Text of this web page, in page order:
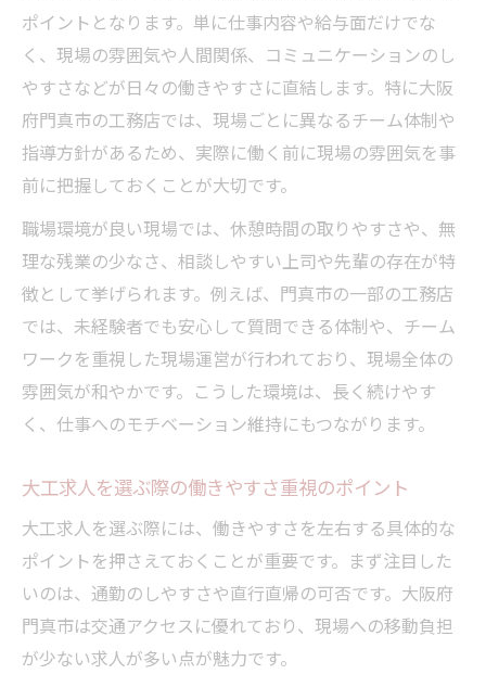
長く続けやすい大工求人を選ぶポイント
長く働ける大工求人の選び方を徹底解説
定着率が高い大工求人の共通ポイント
大工求人で継続しやすい条件を見極める
働き続けやすい大工求人のメリットとは
未経験から始める安心の大工求人の特徴
未経験歓迎の大工求人で安心スタート
大工求人で未経験者が働きやすい理由
初心者も安心できる大工求人の魅力紹介
未経験から大工求人に挑戦する際の注意点
大工求人で現場デビューするための準備
大工求人で安定収入を目指すポイント
門真市の大工求人で収入が安定する理由
大工求人選びで収入面を重視するコツ
安定した収入が得られる大工求人の条件
大工求人で収入アップを実現する方法
ポイントとなります。単に仕事内容や給与面だけでな
く、現場の雰囲気や人間関係、コミュニケーションのし
やすさなどが日々の働きやすさに直結します。特に大阪
府門真市の工務店では、現場ごとに異なるチーム体制や
指導方針があるため、実際に働く前に現場の雰囲気を事
前に把握しておくことが大切です。
職場環境が良い現場では、休憩時間の取りやすさや、無
理な残業の少なさ、相談しやすい上司や先輩の存在が特
徴として挙げられます。例えば、門真市の一部の工務店
では、未経験者でも安心して質問できる体制や、チーム
ワークを重視した現場運営が行われており、現場全体の
雰囲気が和やかです。こうした環境は、長く続けやす
く、仕事へのモチベーション維持にもつながります。
大工求人を選ぶ際の働きやすさ重視のポイント
大工求人を選ぶ際には、働きやすさを左右する具体的な
ポイントを押さえておくことが重要です。まず注目した
いのは、通勤のしやすさや直行直帰の可否です。大阪府
門真市は交通アクセスに優れており、現場への移動負担
が少ない求人が多い点が魅力です。